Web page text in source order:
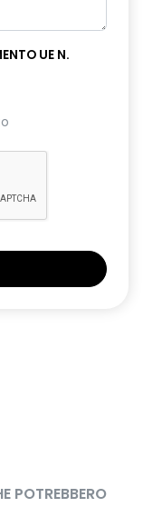
UE N.
POTREBBERO